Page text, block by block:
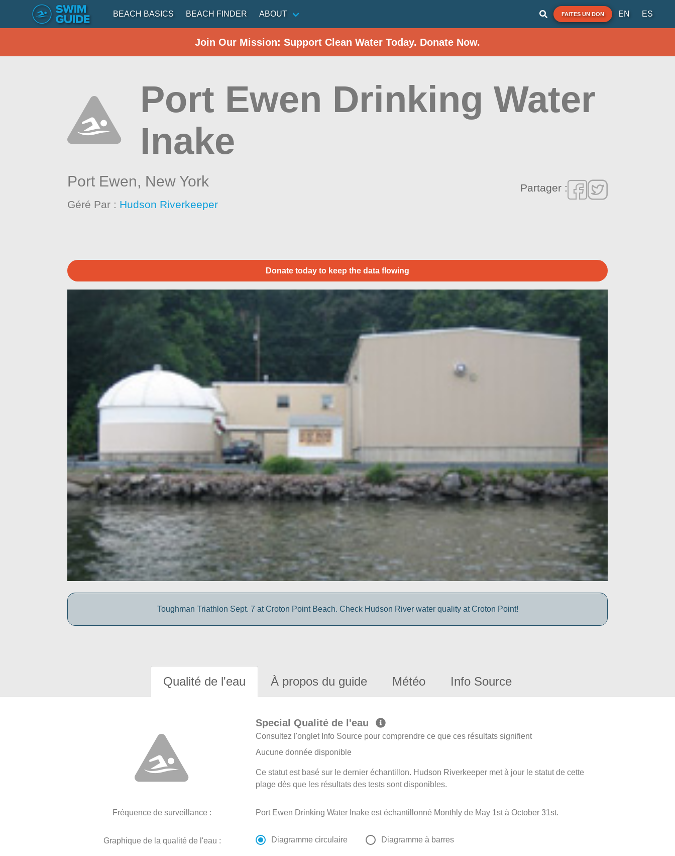
BEACH BASICS BEACH FINDER ABOUT FAITES UN DON EN ES
Join Our Mission: Support Clean Water Today. Donate Now.
Port Ewen Drinking Water
Inake
Port Ewen, New York
Géré Par : Hudson Riverkeeper
Partager :
Donate today to keep the data flowing
Toughman Triathlon Sept. 7 at Croton Point Beach. Check Hudson River water quality at Croton Point!
Qualité de l'eau À propos du guide Météo Info Source
Special Qualité de l'eau
Consultez l'onglet Info Source pour comprendre ce que ces résultats signifient
Aucune donnée disponible
Ce statut est basé sur le dernier échantillon. Hudson Riverkeeper met à jour le statut de cette
plage dès que les résultats des tests sont disponibles.
Fréquence de surveillance : Port Ewen Drinking Water Inake est échantillonné Monthly de May 1st à October 31st.
Graphique de la qualité de l'eau : Diagramme circulaire Diagramme à barres